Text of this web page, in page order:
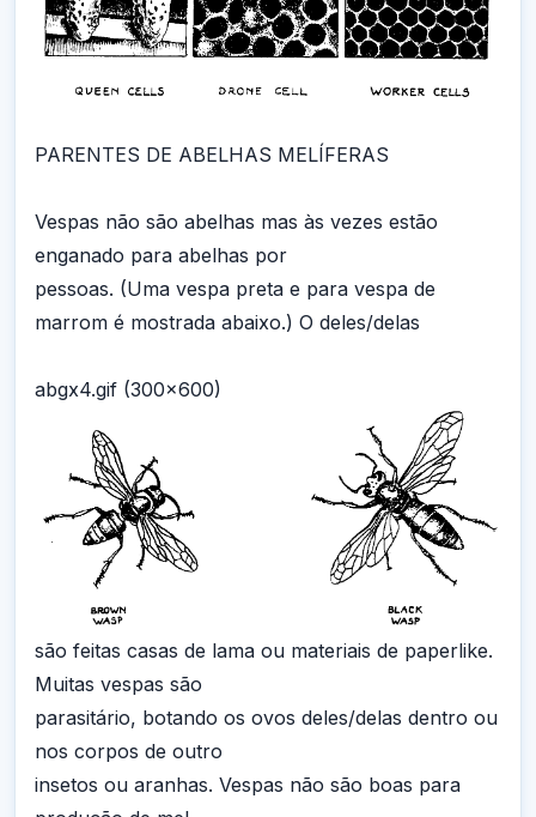
PARENTES DE ABELHAS MELÍFERAS
Vespas não são abelhas mas às vezes estão
enganado para abelhas por
pessoas. (Uma vespa preta e para vespa de
marrom é mostrada abaixo.) O deles/delas
abgx4.gif (300x600)
são feitas casas de lama ou materiais de paperlike.
Muitas vespas são
parasitário, botando os ovos deles/delas dentro ou
nos corpos de outro
insetos ou aranhas. Vespas não são boas para